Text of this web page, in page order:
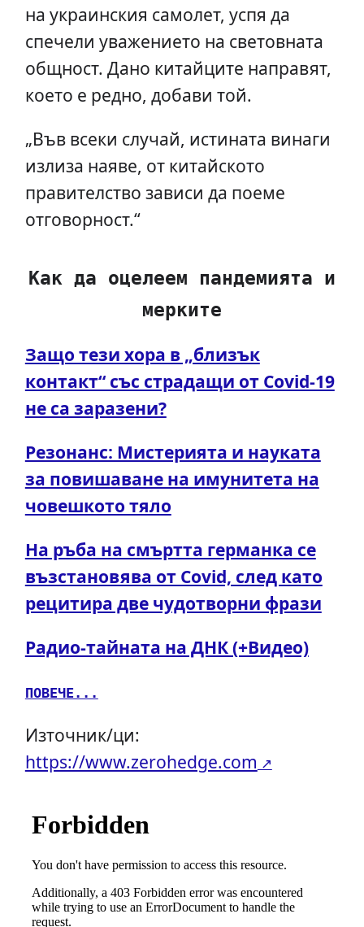
на украинския самолет, успя да
спечели уважението на световната
общност. Дано китайците направят,
което е редно, добави той.
„Във всеки случай, истината винаги
излиза наяве, от китайското
правителство зависи да поеме
отговорност.“
Как да оцелеем пандемията и
мерките
Защо тези хора в „близък
контакт“ със страдащи от Covid-19
не са заразени?
Резонанс: Мистерията и науката
за повишаване на имунитета на
човешкото тяло
На ръба на смъртта германка се
възстановява от Covid, след като
рецитира две чудотворни фрази
Радио-тайната на ДНК (+Видео)
ПОВЕЧЕ...
Източник/ци:
https://www.zerohedge.com